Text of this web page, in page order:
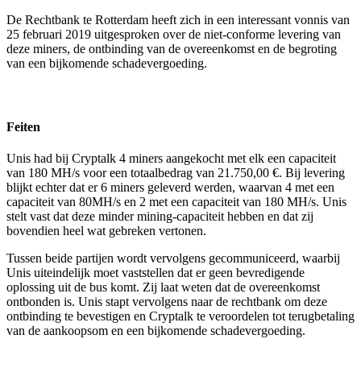
De Rechtbank te Rotterdam heeft zich in een interessant vonnis van
25 februari 2019 uitgesproken over de niet-conforme levering van
deze miners, de ontbinding van de overeenkomst en de begroting
van een bijkomende schadevergoeding.
Feiten
Unis had bij Cryptalk 4 miners aangekocht met elk een capaciteit
van 180 MH/s voor een totaalbedrag van 21.750,00 €. Bij levering
blijkt echter dat er 6 miners geleverd werden, waarvan 4 met een
capaciteit van 80MH/s en 2 met een capaciteit van 180 MH/s. Unis
stelt vast dat deze minder mining-capaciteit hebben en dat zij
bovendien heel wat gebreken vertonen.
Tussen beide partijen wordt vervolgens gecommuniceerd, waarbij
Unis uiteindelijk moet vaststellen dat er geen bevredigende
oplossing uit de bus komt. Zij laat weten dat de overeenkomst
ontbonden is. Unis stapt vervolgens naar de rechtbank om deze
ontbinding te bevestigen en Cryptalk te veroordelen tot terugbetaling
van de aankoopsom en een bijkomende schadevergoeding.